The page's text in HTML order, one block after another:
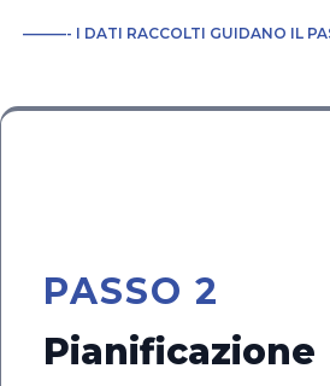
———- I DATI RACCOLTI GUIDANO IL
PASSO 2
Pianificazione